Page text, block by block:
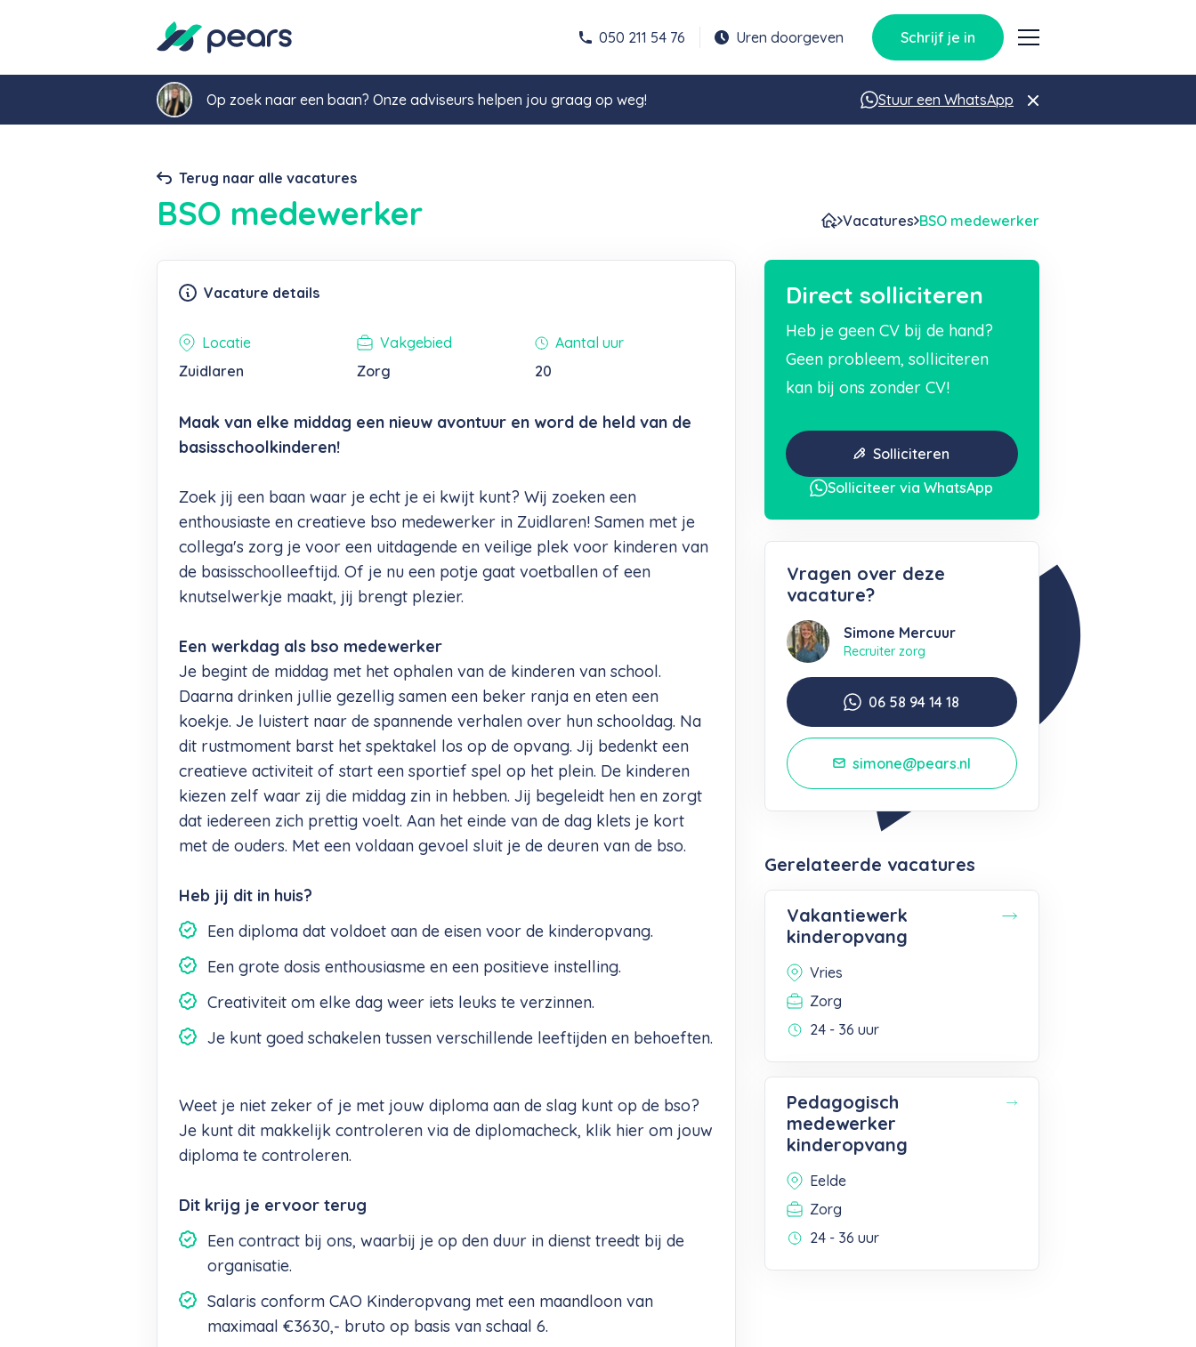
050 211 54 76 Uren doorgeven Schrijf je in
Op zoek naar een baan? Onze adviseurs helpen jou graag op weg! Stuur een WhatsApp
Terug naar alle vacatures
BSO medewerker Vacatures BSO medewerker
Vacature details
Locatie
Zuidlaren
Vakgebied
Zorg
Aantal uur
20
Maak van elke middag een nieuw avontuur en word de held van de
basisschoolkinderen!
Zoek jij een baan waar je echt je ei kwijt kunt? Wij zoeken een
enthousiaste en creatieve bso medewerker in Zuidlaren! Samen met je
collega's zorg je voor een uitdagende en veilige plek voor kinderen van
de basisschoolleeftijd. Of je nu een potje gaat voetballen of een
knutselwerkje maakt, jij brengt plezier.
Een werkdag als bso medewerker
Je begint de middag met het ophalen van de kinderen van school.
Daarna drinken jullie gezellig samen een beker ranja en eten een
koekje. Je luistert naar de spannende verhalen over hun schooldag. Na
dit rustmoment barst het spektakel los op de opvang. Jij bedenkt een
creatieve activiteit of start een sportief spel op het plein. De kinderen
kiezen zelf waar zij die middag zin in hebben. Jij begeleidt hen en zorgt
dat iedereen zich prettig voelt. Aan het einde van de dag klets je kort
met de ouders. Met een voldaan gevoel sluit je de deuren van de bso.
Heb jij dit in huis?
Een diploma dat voldoet aan de eisen voor de kinderopvang.
Een grote dosis enthousiasme en een positieve instelling.
Creativiteit om elke dag weer iets leuks te verzinnen.
Je kunt goed schakelen tussen verschillende leeftijden en behoeften.
Weet je niet zeker of je met jouw diploma aan de slag kunt op de bso?
Je kunt dit makkelijk controleren via de diplomacheck, klik hier om jouw
diploma te controleren.
Dit krijg je ervoor terug
Een contract bij ons, waarbij je op den duur in dienst treedt bij de
organisatie.
Salaris conform CAO Kinderopvang met een maandloon van
maximaal €3630,- bruto op basis van schaal 6.
Direct solliciteren
Heb je geen CV bij de hand?
Geen probleem, solliciteren
kan bij ons zonder CV!
Solliciteren
Solliciteer via WhatsApp
Vragen over deze
vacature?
Simone Mercuur
Recruiter zorg
06 58 94 14 18
simone@pears.nl
Gerelateerde vacatures
Vakantiewerk
kinderopvang
Vries
Zorg
24 - 36 uur
Pedagogisch
medewerker
kinderopvang
Eelde
Zorg
24 - 36 uur